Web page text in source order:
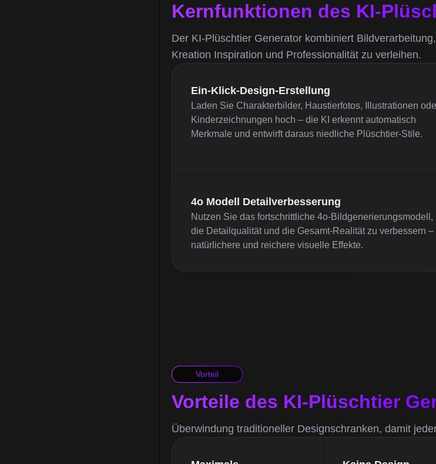
Kernfunktionen des KI-
Der KI-Plüschtier Generator kombiniert
Kreation Inspiration und Professionalität zu verleihen.
Ein-Klick-Design-Erstellung
Laden Sie Charakterbilder, Haustierfotos, Illustrationen
Kinderzeichnungen hoch – die KI erkennt automatisch
Merkmale und entwirft daraus niedliche Plüschtier-Stile.
4o Modell Detailverbesserung
Nutzen Sie das fortschrittliche 4o-Bildgenerierungsmodell,
die Detailqualität und die Gesamt-Realität zu verbessern –
natürlichere und reichere visuelle Effekte.
Vorteil
Vorteile des KI-Plüschtier
Überwindung traditioneller Designschranken, damit